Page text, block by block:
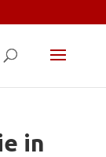
in